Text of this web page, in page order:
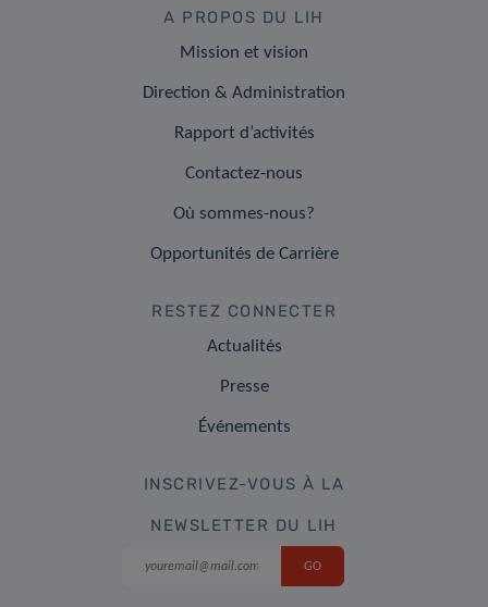
A PROPOS DU LIH
Mission et vision
Direction & Administration
Rapport d’activités
Contactez-nous
Où sommes-nous?
Opportunités de Carrière
RESTEZ CONNECTER
Actualités
Presse
Événements
INSCRIVEZ-VOUS À LA
NEWSLETTER DU LIH